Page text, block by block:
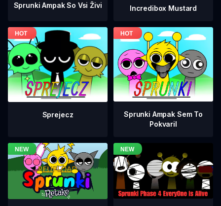
Sprunki Ampak So Vsi Živi Incredibox Mustard
Sprejecz
Sprunki Ampak Sem To
Pokvaril